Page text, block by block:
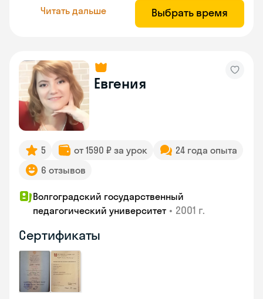
Читать дальше Выбрать время
Евгения
5 от 1590 ₽ за урок
24 года опыта
6 отзывов
Волгоградский государственный
педагогический университет • 2001 г.
Сертификаты